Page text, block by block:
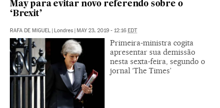
May para evitar novo referendo sobre o
‘Brexit’
RAFA DE MIGUEL Londres MAY 23, 2019 - 12:16 EDT
Primeira-ministra cogita
apresentar sua demissão
nesta sexta-feira, segundo o
jornal ‘The Times’